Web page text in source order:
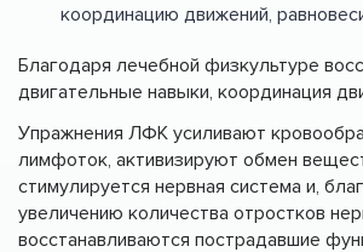
координацию движений,
Благодаря лечебной физкультуре
двигательные навыки, координация
Упражнения ЛФК усиливают
лимфоток, активизируют обмен
стимулируется нервная система и,
увеличению количества отростков
восстанавливаются пострадавшие